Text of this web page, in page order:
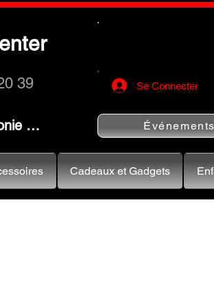
enter
39 Se Connecter
… Événements
Cadeaux et Gadgets